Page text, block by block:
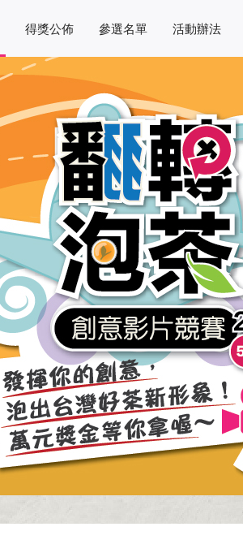
得獎公佈 參選名單 活動辦法